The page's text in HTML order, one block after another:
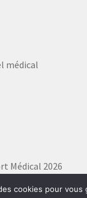
médical
Médical 2026
cookies pour vous